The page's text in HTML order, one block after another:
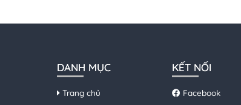
DANH MỤC
Trang chủ
KẾT NỐI
Facebook